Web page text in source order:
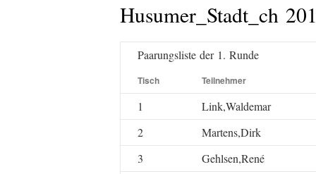
Husumer_Stadt_ch
Paarungsliste der 1. Runde
Tisch Teilnehmer
1
Link,Waldemar
2
Martens,Dirk
3
Gehlsen,René